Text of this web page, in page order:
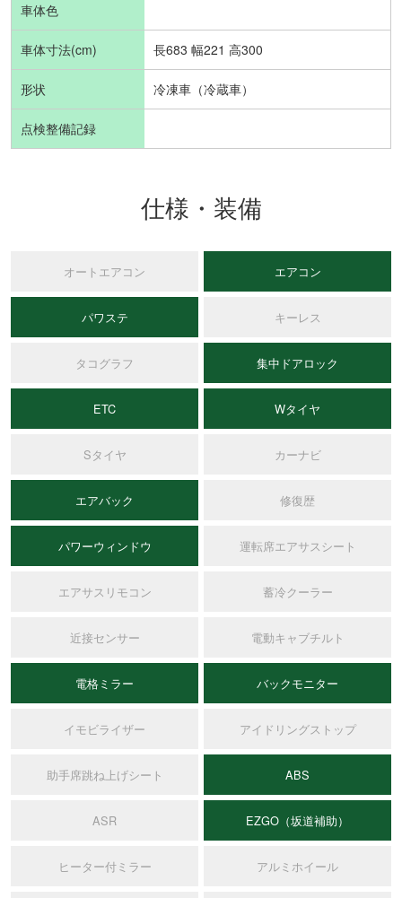
車体色
車体寸法(cm) 長683 幅221 高300
形状 冷凍車（冷蔵車）
点検整備記録
仕様・装備
オートエアコン エアコン
パワステ キーレス
タコグラフ 集中ドアロック
ETC Wタイヤ
Sタイヤ カーナビ
エアバック 修復歴
パワーウィンドウ 運転席エアサスシート
エアサスリモコン 蓄冷クーラー
近接センサー 電動キャブチルト
電格ミラー バックモニター
イモビライザー アイドリングストップ
助手席跳ね上げシート ABS
ASR EZGO（坂道補助）
ヒーター付ミラー アルミホイール